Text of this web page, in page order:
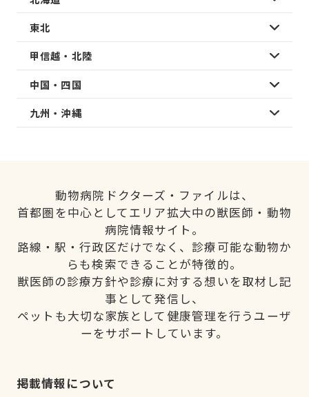
東北
甲信越・北陸
中国・四国
九州・沖縄
動物病院ドクターズ・ファイルは、
首都圏を中心としてエリア拡大中の獣医師・動物
病院情報サイト。
路線・駅・行政区だけでなく、診療可能な動物か
らも検索できることが特徴的。
獣医師の診療方針や診療に対する想いを取材し記
事として発信し、
ペットも大切な家族として健康管理を行うユーザ
ーをサポートしています。
掲載情報について